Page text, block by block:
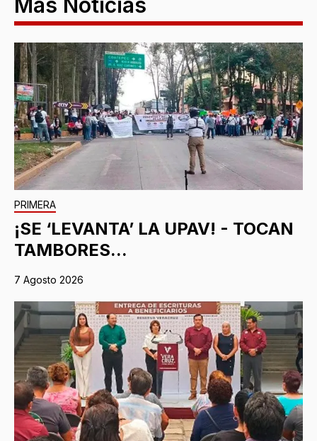
Más Noticias
PRIMERA
¡SE ‘LEVANTA’ LA UPAV! - TOCAN
TAMBORES...
7 Agosto 2026